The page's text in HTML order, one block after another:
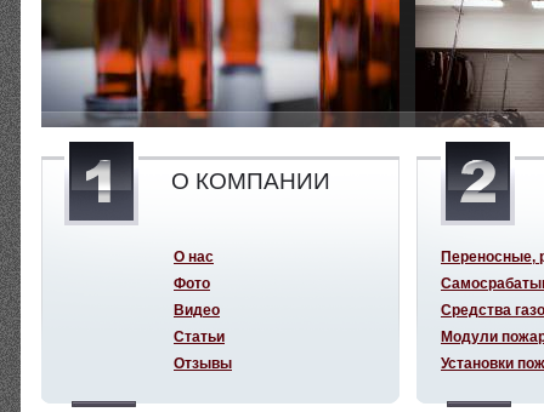
О КОМПАНИИ
О нас
Фото
Видео
Статьи
Отзывы
Переносные,
Средства
Модули
Установки